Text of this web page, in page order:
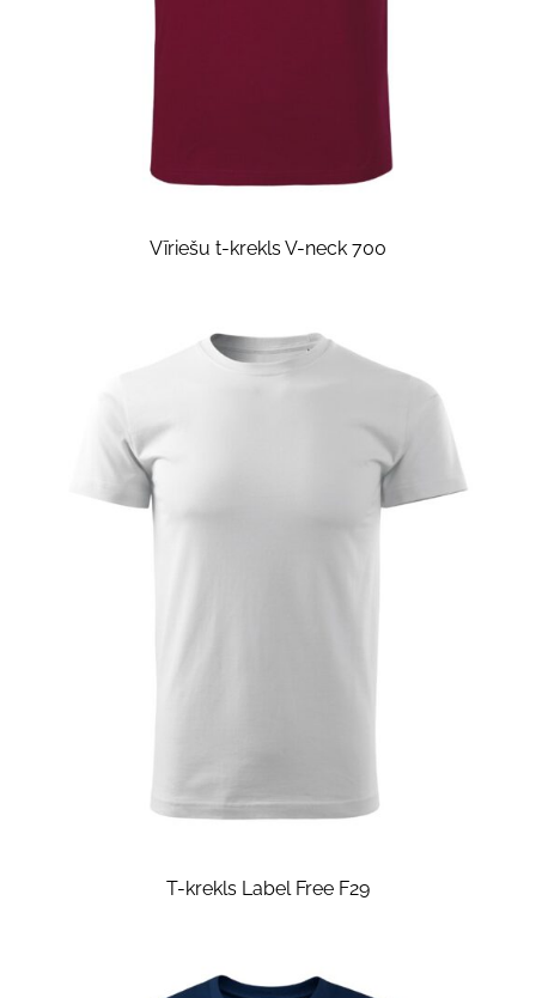
Vīriešu t-krekls V-neck 700
T-krekls Label Free F29